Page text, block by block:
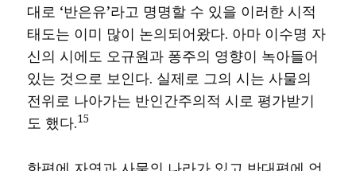
대로 ‘반은유’라고 명명할 수 있을 이러한 시적
태도는 이미 많이 논의되어왔다. 아마 이수명 자
신의 시에도 오규원과 퐁주의 영향이 녹아들어
있는 것으로 보인다. 실제로 그의 시는 사물의
전위로 나아가는 반인간주의적 시로 평가받기
도 했다.15